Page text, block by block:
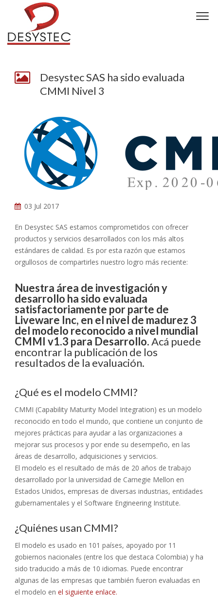
Desystec SAS ha sido evaluada
CMMI Nivel 3
03 Jul 2017
En Desystec SAS estamos comprometidos con ofrecer
productos y servicios desarrollados con los más altos
estándares de calidad. Es por esta razón que estamos
orgullosos de compartirles nuestro logro más reciente:
Nuestra área de investigación y
desarrollo ha sido evaluada
satisfactoriamente por parte de
Liveware Inc, en el nivel de madurez 3
del modelo reconocido a nivel mundial
CMMI v1.3 para Desarrollo.Acá puede
encontrar la publicación de los
resultados de la evaluación.
¿Qué es el modelo CMMI?
CMMI (Capability Maturity Model Integration) es un modelo
reconocido en todo el mundo, que contiene un conjunto de
mejores prácticas para ayudar a las organizaciones a
mejorar sus procesos y por ende su desempeño, en las
áreas de desarrollo, adquisiciones y servicios.
El modelo es el resultado de más de 20 años de trabajo
desarrollado por la universidad de Carnegie Mellon en
Estados Unidos, empresas de diversas industrias, entidades
gubernamentales y el Software Engineering Institute.
¿Quiénes usan CMMI?
El modelo es usado en 101 países, apoyado por 11
gobiernos nacionales (entre los que destaca Colombia) y ha
sido traducido a más de 10 idiomas. Puede encontrar
algunas de las empresas que también fueron evaluadas en
el modelo en el siguiente enlace.